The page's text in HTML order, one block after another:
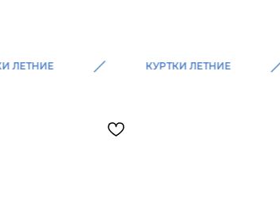
КУРТКИ ЛЕТНИЕ